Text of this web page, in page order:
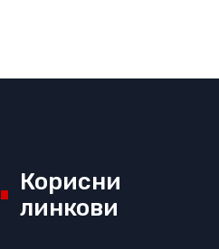
Корисни
линкови